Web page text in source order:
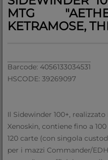
MTG
KETRAMOSE,
Barcode: 4056133034531
HSCODE: 39269097
Il Sidewinder 100+,
Xenoskin, contiene fino a
120 carte (con singola
per i mazzi Commander/